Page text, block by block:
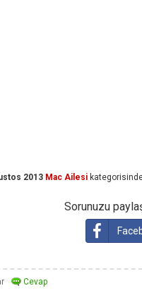
2013 Mac Ailesi
Sorunuzu